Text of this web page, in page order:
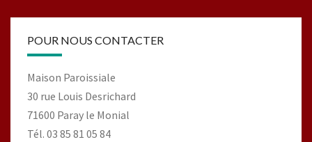
POUR NOUS CONTACTER
Maison Paroissiale
30 rue Louis Desrichard
71600 Paray le Monial
Tél. 03 85 81 05 84